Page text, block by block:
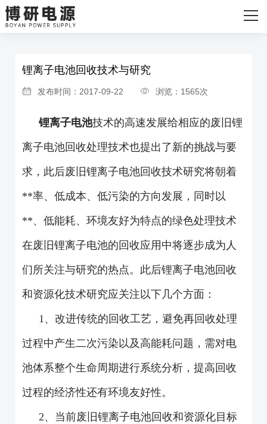
网站首页
主营产品
联系我们
首页 > 新闻资讯
锂离子电池回收技术与研究
发布时间：2017-09-22 浏览：1565次
锂离子电池技术的高速发展给相应的废旧锂
离子电池回收处理技术也提出了新的挑战与要
求，此后废旧锂离子电池回收技术研究将朝着
**率、低成本、低污染的方向发展，同时以
**、低能耗、环境友好为特点的绿色处理技术
在废旧锂离子电池的回收应用中将逐步成为人
们所关注与研究的热点。此后锂离子电池回收
和资源化技术研究应关注以下几个方面：
1、改进传统的回收工艺，避免再回收处理
过程中产生二次污染以及高能耗问题，需对电
池体系整个生命周期进行系统分析，提高回收
过程的经济性还有环境友好性。
2、当前废旧锂离子电池回收和资源化目标